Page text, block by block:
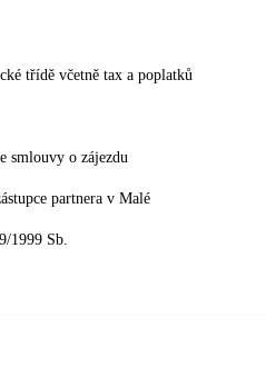
třídě včetně tax a poplatků
smlouvy o zájezdu
partnera v Malé
1999 Sb.